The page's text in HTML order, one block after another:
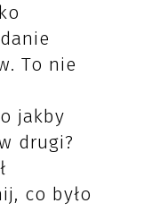
To nie
jakby
drugi?
co było